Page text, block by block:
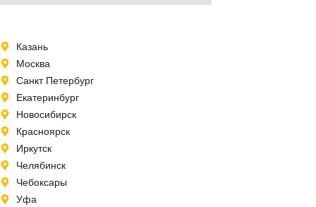
Казань
Москва
Санкт Петербург
Екатеринбург
Новосибирск
Красноярск
Иркутск
Челябинск
Чебоксары
Уфа